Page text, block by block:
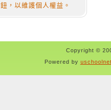
鈕，以維護個人權益。
Copyright ©
Powered by